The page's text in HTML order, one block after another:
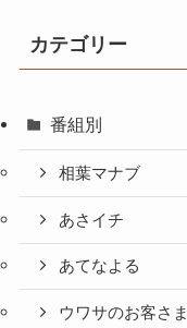
カテゴリー
番組別
相葉マナブ
あさイチ
あてなよる
ウワサのお客さま